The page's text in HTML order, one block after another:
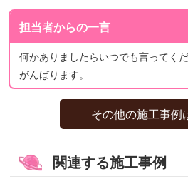
担当者からの一言
何かありましたらいつでも言ってくだ
がんばります。
その他の施工事例
関連する施工事例